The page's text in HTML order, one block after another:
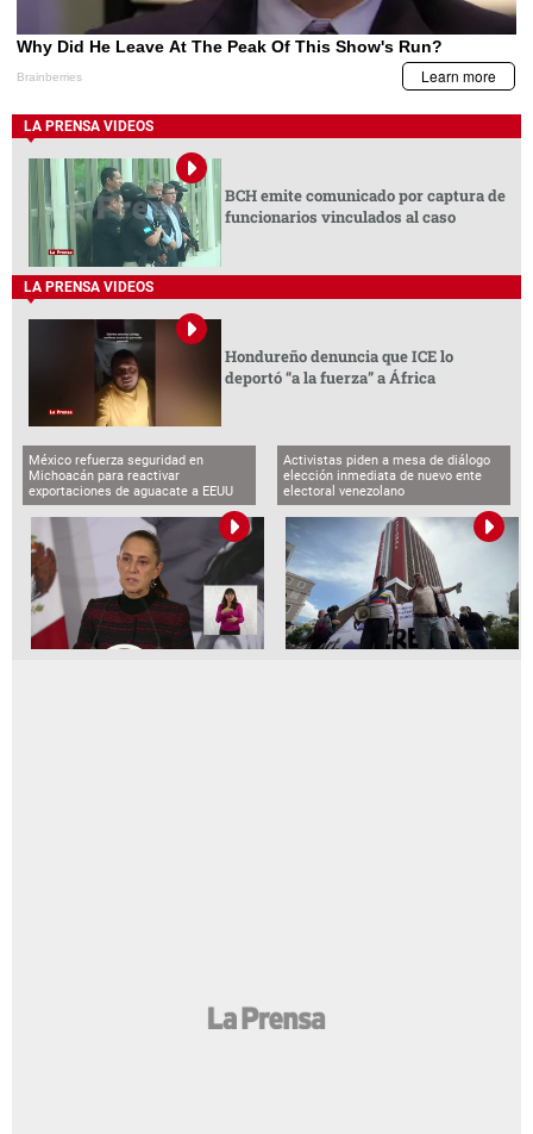
LA PRENSA VIDEOS
BCH emite comunicado por captura de
funcionarios vinculados al caso
LA PRENSA VIDEOS
Hondureño denuncia que ICE lo
deportó “a la fuerza” a África
México refuerza seguridad en
Michoacán para reactivar
exportaciones de aguacate a EEUU
Activistas piden a mesa de diálogo
elección inmediata de nuevo ente
electoral venezolano